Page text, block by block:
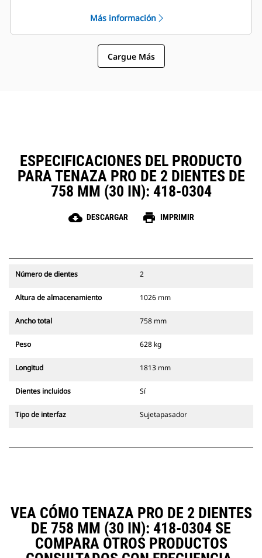
sujetapasador Cat, que permiten
que las máquinas de tamaños
similares compartan las tenazas y
otros accesorios.
el funcionamiento general simples
hacen que las tenazas sean una
opción más sencilla y más
asequible que los garfios en
cuanto a los costos de posesión y
Más información
Cargue Más
ESPECIFICACIONES DEL PRODUCTO
PARA TENAZA PRO DE 2 DIENTES DE
758 MM (30 IN): 418-0304
cloud_download DESCARGAR print IMPRIMIR
Número de dientes 2
Altura de almacenamiento 1026 mm
Ancho total 758 mm
Peso 628 kg
Longitud 1813 mm
Dientes incluidos Sí
Tipo de interfaz Sujetapasador
VEA CÓMO TENAZA PRO DE 2 DIENTES
DE 758 MM (30 IN): 418-0304 SE
COMPARA OTROS PRODUCTOS